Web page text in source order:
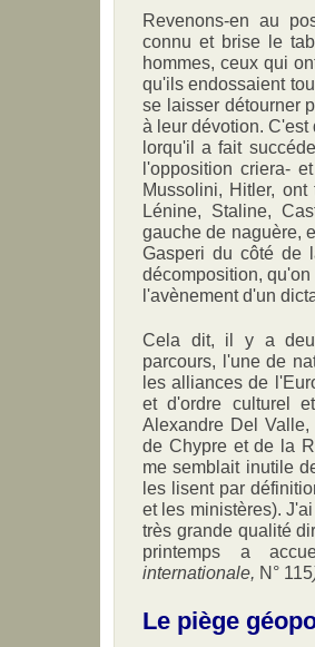
Revenons-en au
connu et brise le
hommes, ceux qui
qu'ils endossaient
se laisser détourner
à leur dévotion.
lorqu'il a fait
l'opposition criera-
Mussolini, Hitler,
Lénine, Staline,
gauche de naguère,
Gasperi du côté de
décomposition,
l'avènement d'un
Cela dit, il y a
parcours, l'une de
les alliances de
et d'ordre culturel
Alexandre Del
de Chypre et de la
me semblait inutile
les lisent par
et les ministères).
très grande qualité
printemps a
internationale, N° 115
Le piège